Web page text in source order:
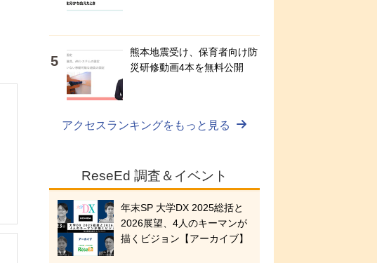
熊本地震受け、保育者向け防
災研修動画4本を無料公開
アクセスランキングをもっと見る
ReseEd 調査＆イベント
年末SP 大学DX 2025総括と
2026展望、4人のキーマンが
描くビジョン【アーカイブ】